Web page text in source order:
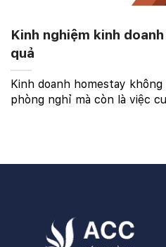
Kinh nghiệm kinh
quả
Kinh doanh homestay
phòng nghỉ mà còn là việc